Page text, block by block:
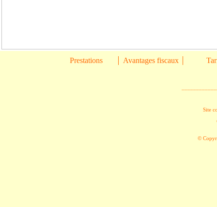
Prestations Avantages fiscaux
Site
©